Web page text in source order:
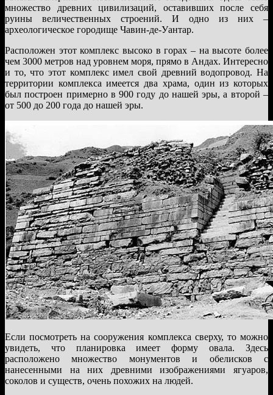
множество древних цивилизаций, оставивших после себя
руины величественных строений. И одно из них –
археологическое городище Чавин-де-Уантар.
Расположен этот комплекс высоко в горах – на высоте более
чем 3000 метров над уровнем моря, прямо в Андах. Интересно
и то, что этот комплекс имел свой древний водопровод. На
территории комплекса имеется два храма, один из которых
был построен примерно в 900 году до нашей эры, а второй –
от 500 до 200 года до нашей эры.
Если посмотреть на сооружения комплекса сверху, то можно
увидеть, что планировка имеет форму овала. Здесь
расположено множество монументов и обелисков с
нанесенными на них древними изображениями ягуаров,
соколов и существ, очень похожих на людей.